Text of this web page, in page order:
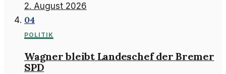
2. August 2026
04
POLITIK
Wagner bleibt Landeschef der Bremer
SPD